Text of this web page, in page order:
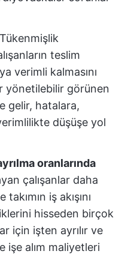
teslim
verimli kalmasını
yönetilebilir görünen
gelir, hatalara,
düşüşe yol
oranlarında
çalışanlar daha
iş akışını
hisseden birçok
için işten ayrılır ve
işe alım maliyetleri